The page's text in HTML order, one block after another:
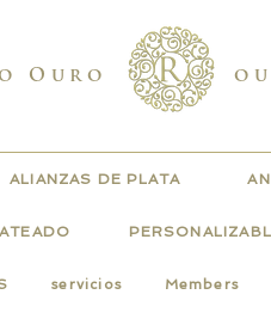
Ouro
ALIANZAS DE PLATA
servicios Members